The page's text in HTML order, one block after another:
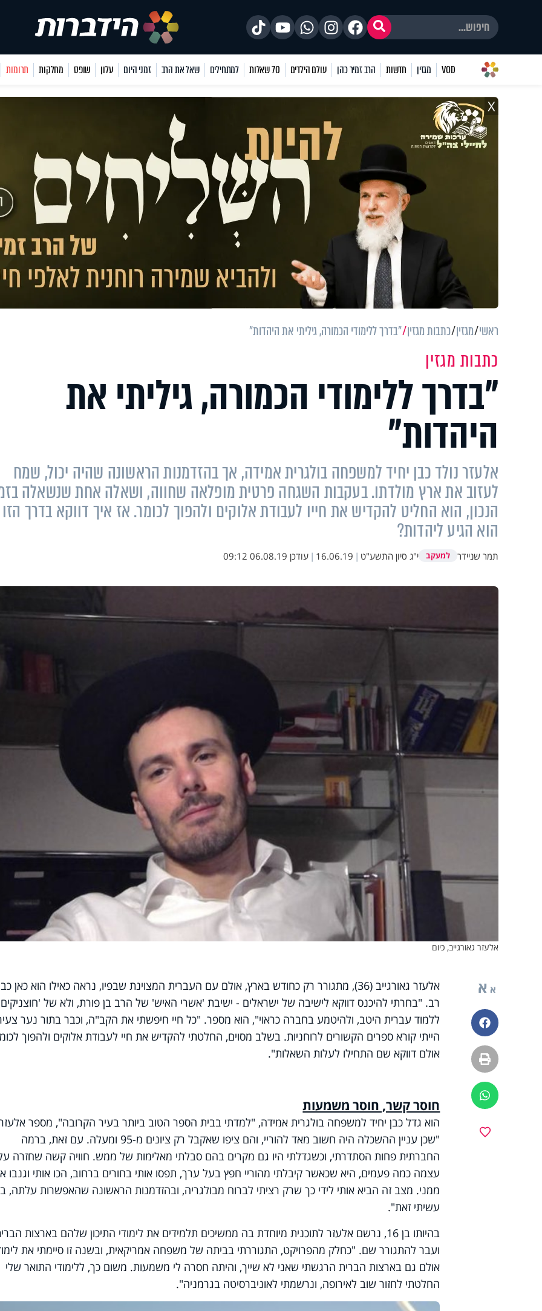
VOD מגזין חדשות הרב זמיר כהן עולם הילדים 70 שאלות למתחילים שאל את הרב זמני היום עלון שופס מחלקות תרומות
X
ראשי מגזין כתבות מגזין "בדרך ללימודי הכמורה, גיליתי את היהדות"
כתבות מגזין
"בדרך ללימודי הכמורה, גיליתי את
היהדות"
אלעזר נולד כבן יחיד למשפחה בולגרית אמידה, אך בהזדמנות הראשונה שהיה יכול, שמח
לעזוב את ארץ מולדתו. בעקבות השגחה פרטית מופלאה שחווה, ושאלה אחת שנשאלה
הנכון, הוא החליט להקדיש את חייו לעבודת אלוקים ולהפוך לכומר. אז איך דווקא בדרך הזו
הוא הגיע ליהדות?
תמר שניידר למעקב י"ג סיון התשע"ט |
16.06.19
| עודכן 06.08.19 09:12
אלעזר גאורגייב, כיום
א א
פייסבוק
הדפסה
ווטסאפ
אלעזר גאורגייב (36), מתגורר רק כחודש בארץ, אולם עם העברית המצוינת שבפיו, נראה כאילו הוא כאן
רב. "בחרתי להיכנס דווקא לישיבה של ישראלים - ישיבת 'אשרי האיש' של הרב בן פורת, ולא של
ללמוד עברית היטב, ולהיטמע בחברה כראוי", הוא מספר. "כל חיי חיפשתי את הקב"ה, וכבר בתור נער
הייתי קורא ספרים הקשורים לרוחניות. בשלב מסוים, החלטתי להקדיש את חיי לעבודת אלוקים ולהפוך
אולם דווקא שם התחילו לעלות השאלות".
חוסר קשר, חוסר משמעות
הוא גדל כבן יחיד למשפחה בולגרית אמידה, "למדתי בבית הספר הטוב ביותר בעיר הקרובה", מספר
"שכן עניין ההשכלה היה חשוב מאד להוריי, והם ציפו שאקבל רק ציונים מ-95 ומעלה. עם זאת, ברמה
החברתית פחות הסתדרתי, וכשגדלתי היו גם מקרים בהם סבלתי מאלימות של ממש. חוויה קשה שחזרה
עצמה כמה פעמים, היא שכאשר קיבלתי מהוריי חפץ בעל ערך, תפסו אותי בחורים ברחוב, הכו אותי וגנבו
ממני. מצב זה הביא אותי לידי כך שרק רציתי לברוח מבולגריה, ובהזדמנות הראשונה שהאפשרות עלתה,
עשיתי זאת".
בהיותו בן 16, נרשם אלעזר לתוכנית מיוחדת בה ממשיכים תלמידים את לימודי התיכון שלהם בארצות
ועבר להתגורר שם. "כחלק מהפרויקט, התגוררתי בביתה של משפחה אמריקאית, ובשנה זו סיימתי את
אולם גם בארצות הברית הרגשתי שאני לא שייך, והיתה חסרה לי משמעות. משום כך, ללימודי התואר שלי
החלטתי לחזור שוב לאירופה, ונרשמתי לאוניברסיטה בגרמניה".